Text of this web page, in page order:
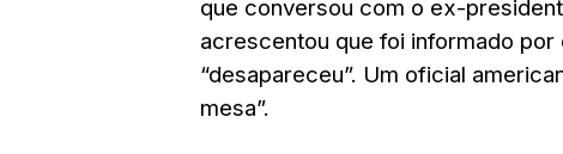
que conversou com o ex-
acrescentou que foi informado
“desapareceu”. Um oficial
mesa”.